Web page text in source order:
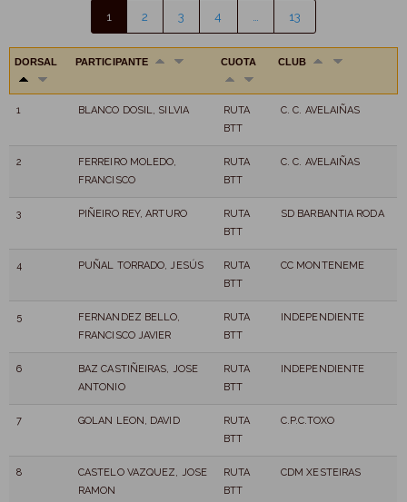
1 2 3 4 13
DORSAL PARTICIPANTE CUOTA CLUB
1 BLANCO DOSIL, SILVIA
RUTA
BTT
C. C. AVELAIÑAS
2
FERREIRO MOLEDO,
FRANCISCO
RUTA
BTT
C. C. AVELAIÑAS
3 PIÑEIRO REY, ARTURO
RUTA
BTT
SD BARBANTIA RODA
4 PUÑAL TORRADO, JESÚS
RUTA
BTT
CC MONTENEME
5
FERNANDEZ BELLO,
FRANCISCO JAVIER
RUTA
BTT
INDEPENDIENTE
6
BAZ CASTIÑEIRAS, JOSE
ANTONIO
RUTA
BTT
INDEPENDIENTE
7 GOLAN LEON, DAVID
RUTA
BTT
C.P.C.TOXO
8
CASTELO VAZQUEZ, JOSE
RAMON
RUTA
BTT
CDM XESTEIRAS